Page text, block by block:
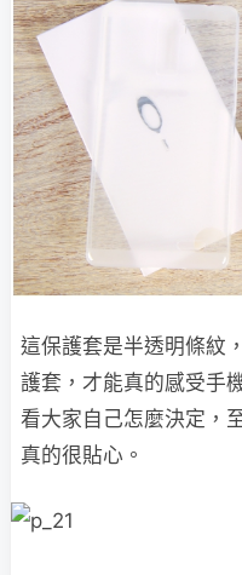
這保護套是半透明條紋
護套，才能真的感受手
看大家自己怎麼決定，
真的很貼心。